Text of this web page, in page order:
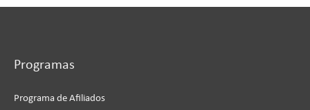
Programas
Programa de Afiliados